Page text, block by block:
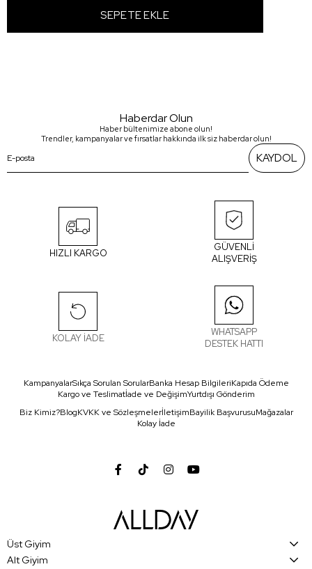
Haberdar Olun
Haber bültenimize abone olun!
Trendler, kampanyalar ve fırsatlar hakkında ilk siz haberdar olun!
KAYDOL
HIZLI KARGO
GÜVENLİ
ALIŞVERİŞ
KOLAY İADE
WHATSAPP
DESTEK HATTI
KampanyalarSıkça Sorulan SorularBanka Hesap BilgileriKapıda Ödeme
Kargo ve Teslimatİade ve DeğişimYurtdışı Gönderim
Biz Kimiz?BlogKVKK ve SözleşmelerİletişimBayilik BaşvurusuMağazalar
Kolay İade
Üst Giyim
Alt Giyim